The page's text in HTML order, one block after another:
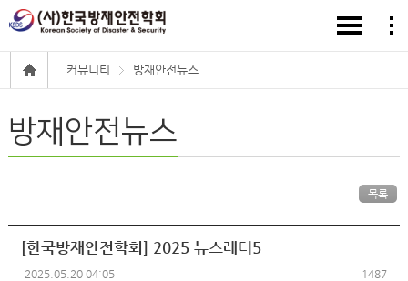
커뮤니티 방재안전뉴스
방재안전뉴스
목록
[한국방재안전학회] 2025 뉴스레터5
2025.05.20 04:05 1487